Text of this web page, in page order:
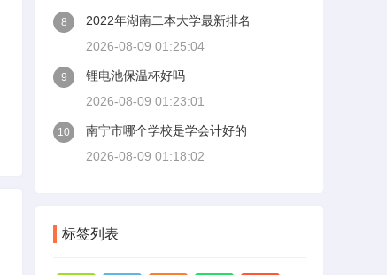
8
2022年湖南二本大学最新排名
2026-08-09 01:25:04
9
锂电池保温杯好吗
2026-08-09 01:23:01
10
南宁市哪个学校是学会计好的
2026-08-09 01:18:02
标签列表